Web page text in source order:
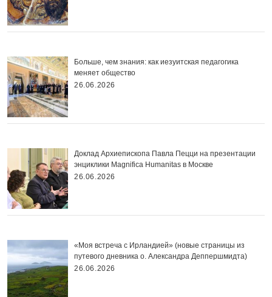
Больше, чем знания: как иезуитская педагогика
меняет общество
26.06.2026
Доклад Архиепископа Павла Пецци на презентации
энциклики Magnifica Нumanitas в Москве
26.06.2026
«Моя встреча с Ирландией» (новые страницы из
путевого дневника о. Александра Деппершмидта)
26.06.2026